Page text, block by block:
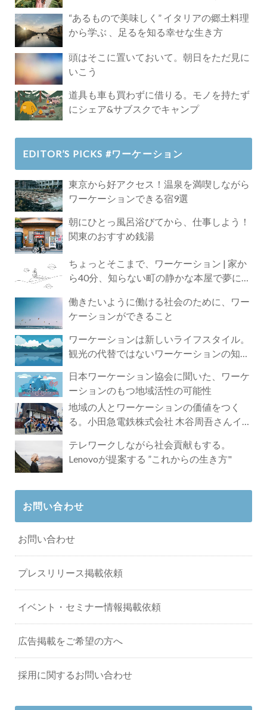
“あるもので美味しく” イタリアの郷土料理
から学ぶ 、足るを知る幸せな生き方
頭はそこに置いておいて。朝日をただ見に
いこう
道具も車も買わずに借りる。モノを持たず
にシェア&サブスクでキャンプ
EDITOR’S PICKS #ワーケーション
東京から好アクセス！温泉を満喫しながら
ワーケーションできる宿9選
朝にひとっ風呂浴びてから、仕事しよう！
関東のおすすめ銭湯
ちょっとそこまで、ワーケーション | 家か
ら40分、知らない町の静かな本屋で夢に近
働きたいように働ける社会のために、ワー
ケーションができること
ワーケーションは新しいライフスタイル。
観光の代替ではないワーケーションの知ら
日本ワーケーション協会に聞いた、ワーケ
ーションのもつ地域活性の可能性
地域の人とワーケーションの価値をつく
る。小田急電鉄株式会社 木谷周吾さんイン
テレワークしながら社会貢献もする。
Lenovoが提案する ”これからの生き方"
お問い合わせ
お問い合わせ
プレスリリース掲載依頼
イベント・セミナー情報掲載依頼
広告掲載をご希望の方へ
採用に関するお問い合わせ